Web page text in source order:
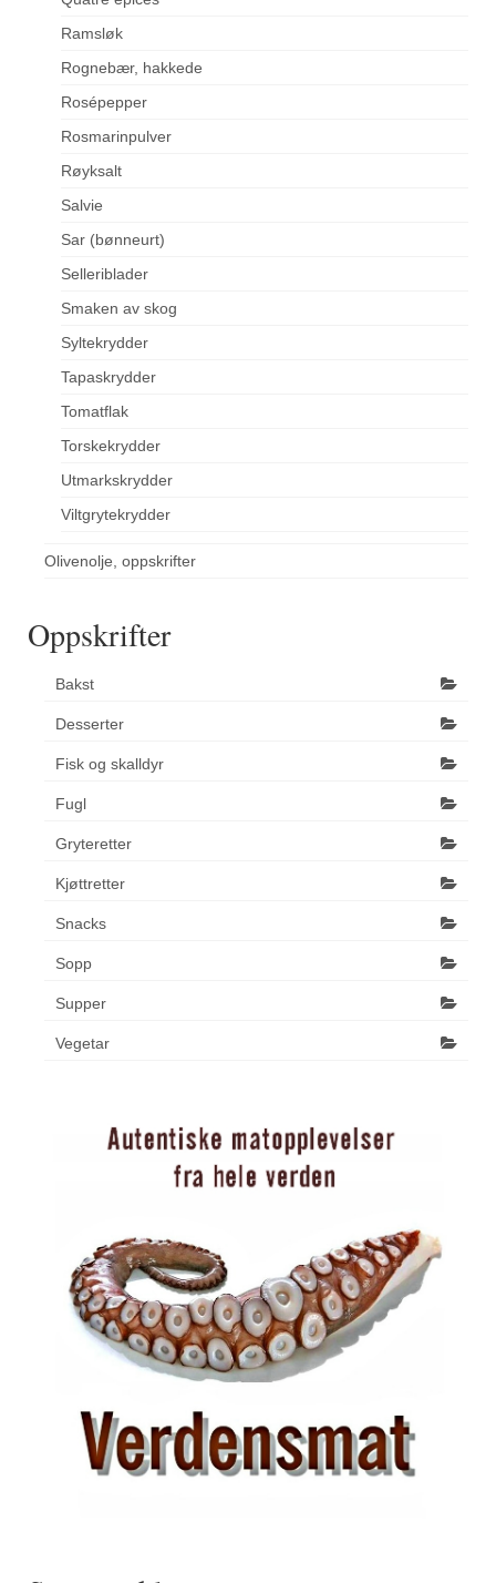
Ramsløk
Rognebær, hakkede
Rosépepper
Rosmarinpulver
Røyksalt
Salvie
Sar (bønneurt)
Selleriblader
Smaken av skog
Syltekrydder
Tapaskrydder
Tomatflak
Torskekrydder
Utmarkskrydder
Viltgrytekrydder
Olivenolje, oppskrifter
Oppskrifter
Bakst
Desserter
Fisk og skalldyr
Fugl
Gryteretter
Kjøttretter
Snacks
Sopp
Supper
Vegetar